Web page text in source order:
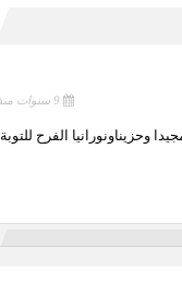
وحزيناونورانيا الفرح للتوبة